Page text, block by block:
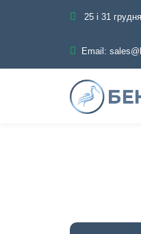
25 і 31
Email: